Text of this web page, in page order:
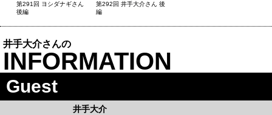
第291回 ヨシダナギさん
後編
第292回 井手大介さん 後
編
井手大介さんの
INFORMATION
Guest
井手大介